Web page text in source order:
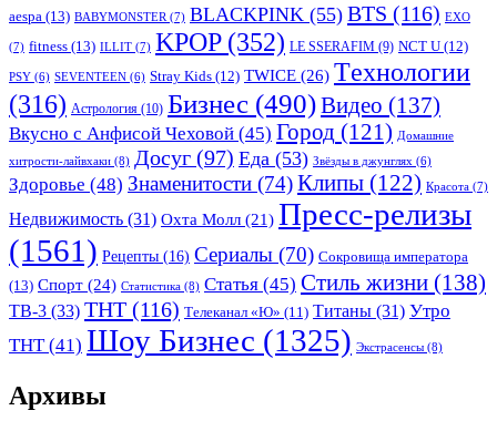
aespa (13) BABYMONSTER (7) BLACKPINK (55) BTS (116) EXO
(7) fitness (13) ILLIT (7) KPOP(352) LE SSERAFIM (9) NCT U (12)
PSY (6) SEVENTEEN (6) Stray Kids (12) TWICE (26) Tехнологии
(316) Астрология (10) Бизнес (490)Видео (137)
Вкусно с Анфисой Чеховой (45) Город (121) Домашние
хитрости-лайвхаки (8) Досуг (97) Еда (53) Звёзды в джунглях (6)
Здоровье (48) Знаменитости (74)Клипы (122) Красота (7)
Недвижимость (31) Охта Молл (21) Пресс-релизы
(1561) Рецепты (16) Сериалы (70) Сокровища императора
(13) Спорт (24) Статистика (8) Статья (45) Стиль жизни (138)
ТВ-3 (33) ТНТ (116) Телеканал «Ю» (11) Титаны (31) Утро
ТНТ(41) Шоу Бизнес (1325) Экстрасенсы (8)
Архивы